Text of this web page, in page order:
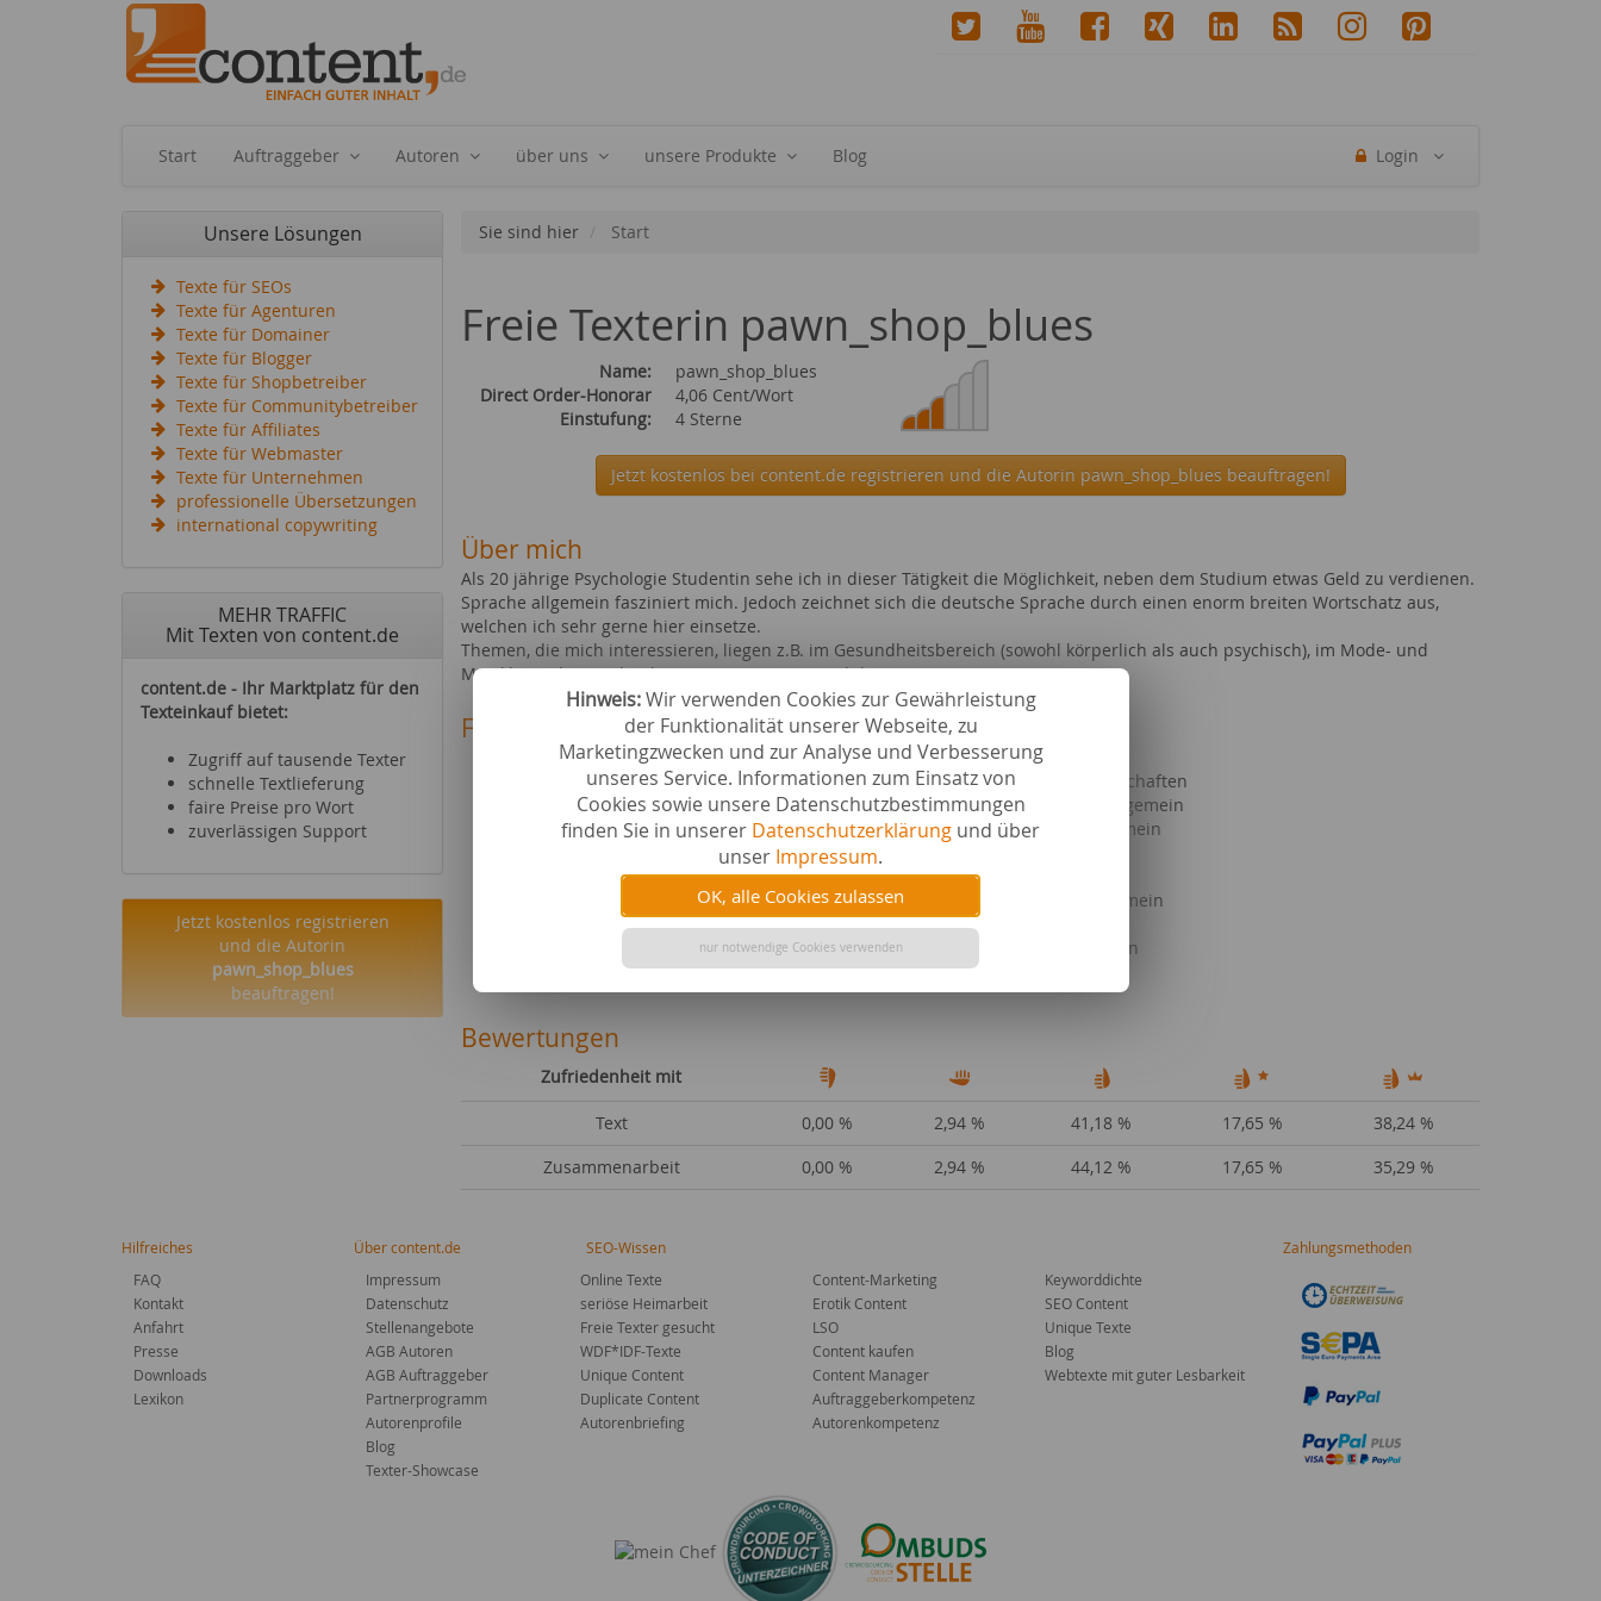
Hinweis:Wir verwenden Cookies zur Gewährleistung
der Funktionalität unserer Webseite, zu
Marketingzwecken und zur Analyse und Verbesserung
unseres Service. Informationen zum Einsatz von
Cookies sowie unsere Datenschutzbestimmungen
finden Sie in unserer Datenschutzerklärung und über
unser Impressum.
OK, alle Cookies zulassen
nur notwendige Cookies verwenden
Start Auftraggeber Autoren über uns unsere Produkte Blog Login
Unsere Lösungen
Texte für SEOs
Texte für Agenturen
Texte für Domainer
Texte für Blogger
Texte für Shopbetreiber
Texte für Communitybetreiber
Texte für Affiliates
Texte für Webmaster
Texte für Unternehmen
professionelle Übersetzungen
international copywriting
MEHR TRAFFIC
Mit Texten von content.de
content.de - Ihr Marktplatz für den
Texteinkauf bietet:
Zugriff auf tausende Texter
schnelle Textlieferung
faire Preise pro Wort
zuverlässigen Support
Jetzt kostenlos registrieren
und die Autorin
pawn_shop_blues
beauftragen!
Sie sind hier Start
Freie Texterin pawn_shop_blues
Name:
pawn_shop_blues
Direct Order-Honorar
4,06 Cent/Wort
Einstufung:
4 Sterne
Jetzt kostenlos bei content.de registrieren und die Autorin pawn_shop_blues beauftragen!
Über mich
Als 20 jährige Psychologie Studentin sehe ich in dieser Tätigkeit die Möglichkeit, neben dem Studium etwas Geld zu verdienen.
Sprache allgemein fasziniert mich. Jedoch zeichnet sich die deutsche Sprache durch einen enorm breiten Wortschatz aus,
welchen ich sehr gerne hier einsetze.
Themen, die mich interessieren, liegen z.B. im Gesundheitsbereich (sowohl körperlich als auch psychisch), im Mode- und
Musikbereich, verschiedensten innovativen Produkten,..
Fachgebiete bei content.de
Mode & Heimtextilien
Möbel & Inneneinrichtung
Schule & Studium
Medizin
Liebe & Partnerschaften
Wissenschaft allgemein
Tourismus allgemein
Ernährung allgemein
Medien allgemein
Bewertungen
Zufriedenheit mit
Text 0,00 % 2,94 % 41,18 % 17,65 %
38,24 %
Zusammenarbeit
0,00 % 2,94 % 44,12 % 17,65 % 35,29 %
Hilfreiches
FAQ
Kontakt
Anfahrt
Presse
Downloads
Lexikon
Über content.de
Impressum
Datenschutz
Stellenangebote
AGB Autoren
AGB Auftraggeber
Partnerprogramm
Autorenprofile
Blog
Texter-Showcase
SEO-Wissen
Online Texte
seriöse Heimarbeit
Freie Texter gesucht
WDF*IDF-Texte
Unique Content
Duplicate Content
Autorenbriefing
Content-Marketing
Erotik Content
LSO
Content kaufen
Content Manager
Auftraggeberkompetenz
Autorenkompetenz
Keyworddichte
SEO Content
Unique Texte
Blog
Webtexte mit guter Lesbarkeit
Zahlungsmethoden